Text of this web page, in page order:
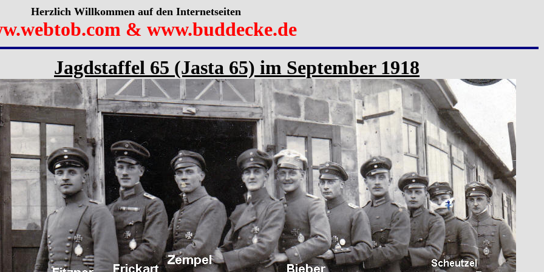
Herzlich Willkommen auf den Internetseiten
& www.buddecke.de
Jagdstaffel 65 (Jasta 65) im September 1918